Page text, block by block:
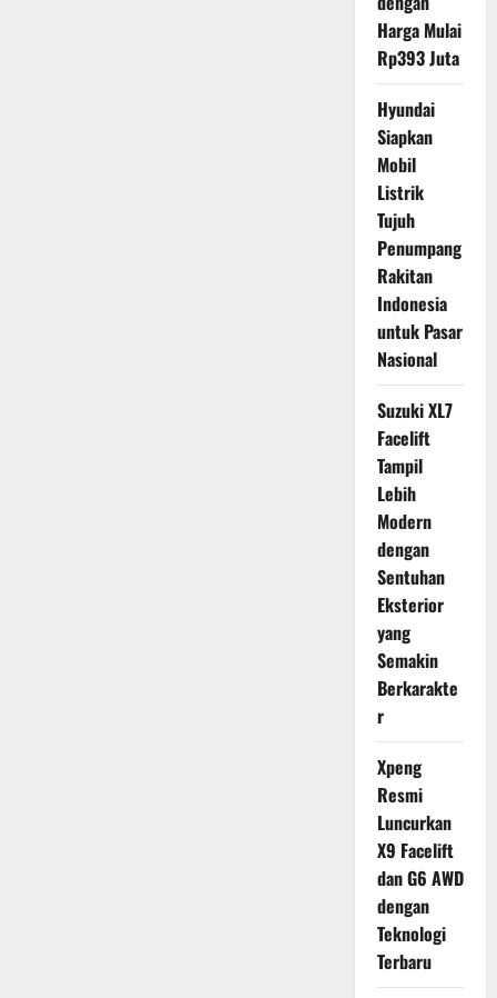
Harga Mulai
Rp393 Juta
Hyundai
Siapkan
Mobil
Listrik
Tujuh
Penumpang
Rakitan
Indonesia
untuk Pasar
Nasional
Suzuki XL7
Facelift
Tampil
Lebih
Modern
dengan
Sentuhan
Eksterior
yang
Semakin
Berkarakte
r
Xpeng
Resmi
Luncurkan
X9 Facelift
dan G6 AWD
dengan
Teknologi
Terbaru